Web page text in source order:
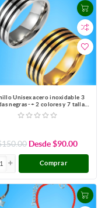
Unisex acero inoxidable 3
negras -+ 2 colores y 7 tallas
escoger Alta Durabilidad
_Lopi740919-copiar
Desde $90.00
Comprar